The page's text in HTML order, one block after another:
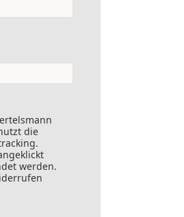
die
werden.